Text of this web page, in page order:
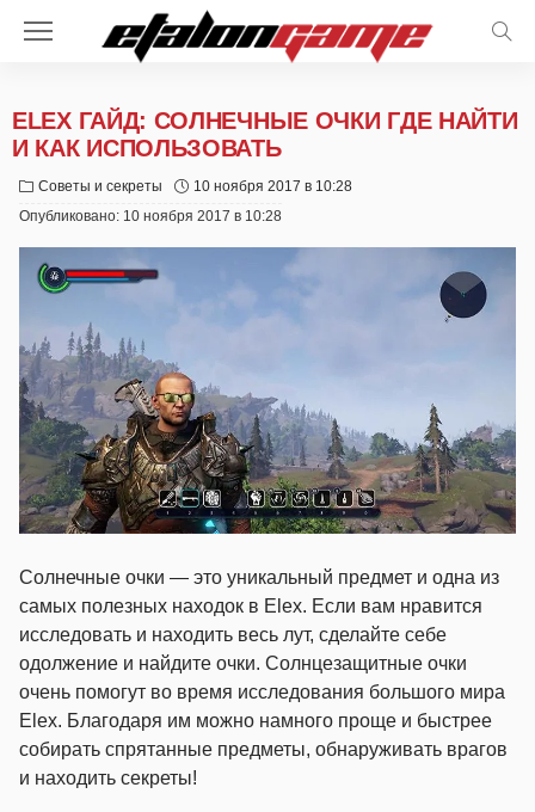
ELEX ГАЙД: СОЛНЕЧНЫЕ ОЧКИ ГДЕ НАЙТИ
И КАК ИСПОЛЬЗОВАТЬ
Советы и секреты
10 ноября 2017 в 10:28
Опубликовано: 10 ноября 2017 в 10:28
Солнечные очки — это уникальный предмет и одна из
самых полезных находок в Elex. Если вам нравится
исследовать и находить весь лут, сделайте себе
одолжение и найдите очки. Солнцезащитные очки
очень помогут во время исследования большого мира
Elex. Благодаря им можно намного проще и быстрее
собирать спрятанные предметы, обнаруживать врагов
и находить секреты!